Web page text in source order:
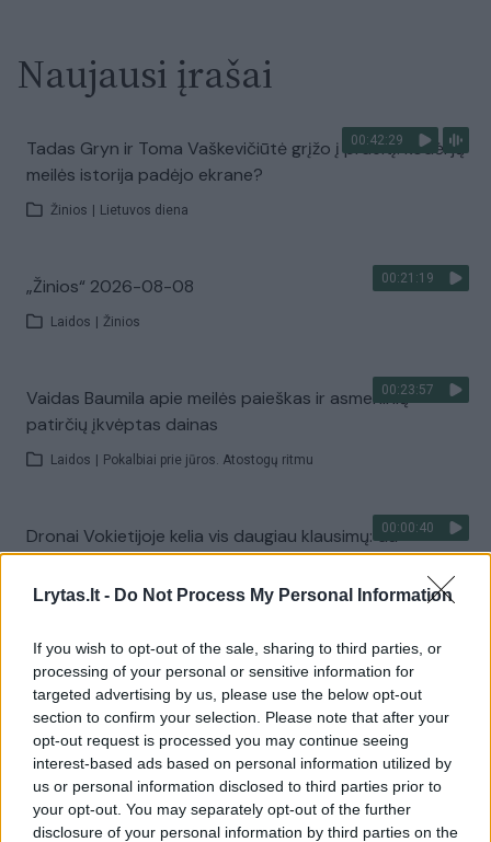
Lrytas.lt - Do Not Process My Personal Information
If you wish to opt-out of the sale, sharing to third parties, or
processing of your personal or sensitive information for
targeted advertising by us, please use the below opt-out
section to confirm your selection. Please note that after your
opt-out request is processed you may continue seeing
interest-based ads based on personal information utilized by
us or personal information disclosed to third parties prior to
your opt-out. You may separately opt-out of the further
disclosure of your personal information by third parties on the
Naujausi įrašai
00:42:29
Tadas Gryn ir Toma Vaškevičiūtė grįžo į praeitį: kodėl jų
meilės istorija padėjo ekrane?
Žinios Lietuvos diena
00:21:19
„Žinios“ 2026-08-08
Laidos Žinios
00:23:57
Vaidas Baumila apie meilės paieškas ir asmeninių
patirčių įkvėptas dainas
Laidos Pokalbiai prie jūros. Atostogų ritmu
00:00:40
Dronai Vokietijoje kelia vis daugiau klausimų: du
pastebėti virš karinės bazės
Žinios | Pasaulis
Visi įrašai
Žiūrimiausi įrašai